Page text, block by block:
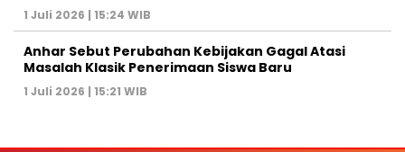
1 Juli 2026 | 15:24 WIB
Anhar Sebut Perubahan Kebijakan Gagal Atasi
Masalah Klasik Penerimaan Siswa Baru
1 Juli 2026 | 15:21 WIB